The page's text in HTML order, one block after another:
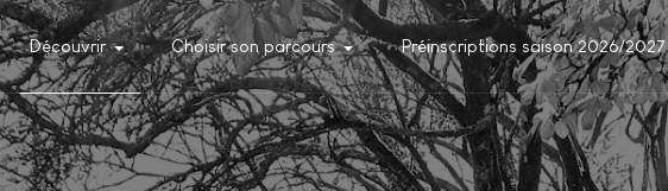
Découvrir Choisir son parcours Préinscriptions saison 2026/2027